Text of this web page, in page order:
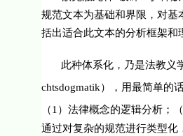
规范文本为基础和界限，对基
括出适合此文本的分析框架和
此种体系化，乃是法教义
chtsdogmatik），用最简单的
（1 ）法律概念的逻辑分析；（
通过对复杂的规范进行类型化